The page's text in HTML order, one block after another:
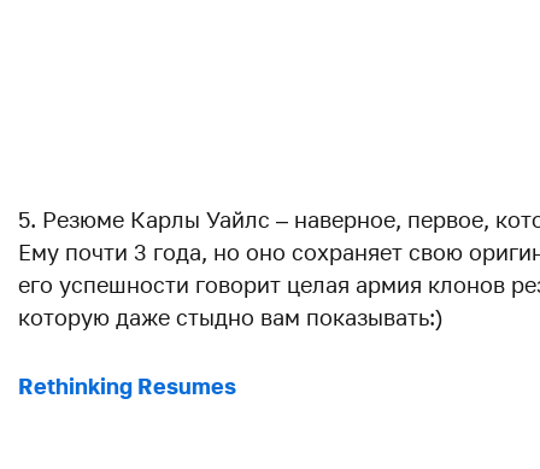
5. Резюме Карлы Уайлс – наверное, первое,
Ему почти 3 года, но оно сохраняет свою
его успешности говорит целая армия клонов
которую даже стыдно вам показывать:)
Rethinking Resumes